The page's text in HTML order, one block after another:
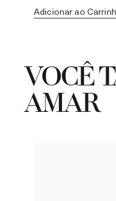
Adicionar ao
VOCÊ
AMAR